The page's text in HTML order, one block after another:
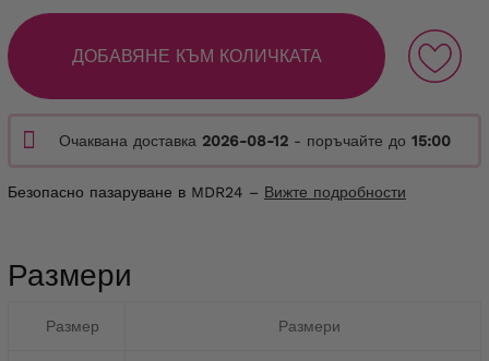
ДОБАВЯНЕ КЪМ КОЛИЧКАТА
Очаквана доставка 2026-08-12 - поръчайте до 15:00
Безопасно пазаруване в MDR24 – Вижте подробности
Размери
Размер Размери